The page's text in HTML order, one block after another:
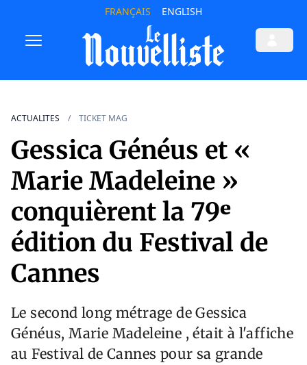
FRANÇAIS ENGLISH
ACTUALITES TICKET MAG
Gessica Généus et «
Marie Madeleine »
conquièrent la 79ᵉ
édition du Festival de
Cannes
Le second long métrage de Gessica
Généus, Marie Madeleine , était à l'affiche
au Festival de Cannes pour sa grande